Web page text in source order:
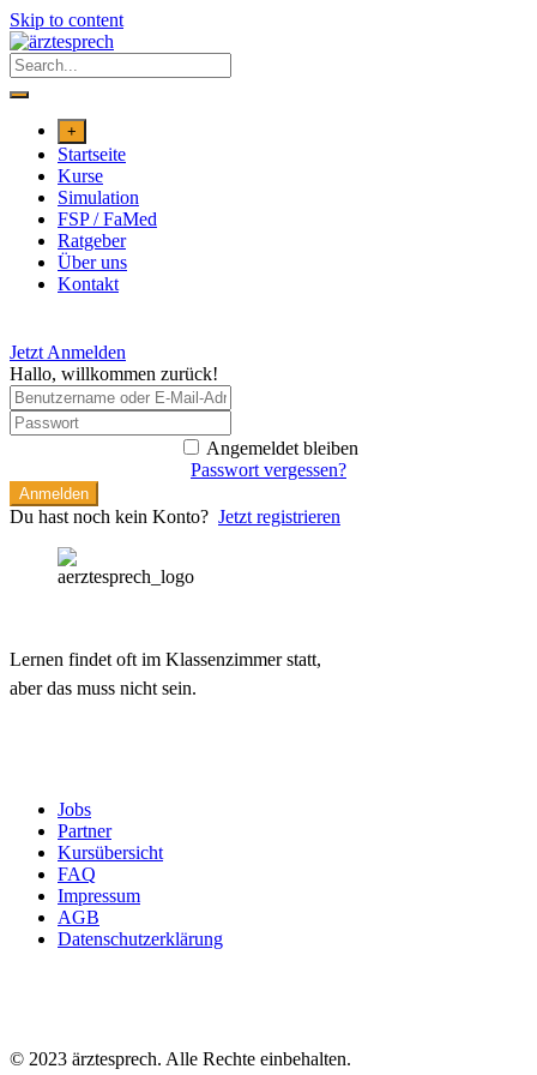
Skip to content
+
Startseite
Kurse
Simulation
FSP / FaMed
Ratgeber
Über uns
Kontakt
Jetzt Anmelden
Hallo, willkommen zurück!
Angemeldet bleiben
Passwort vergessen?
Anmelden
Du hast noch kein Konto? Jetzt registrieren
Lernen findet oft im Klassenzimmer statt,
aber das muss nicht sein.
Jobs
Partner
Kursübersicht
FAQ
Impressum
AGB
Datenschutzerklärung
© 2023 ärztesprech. Alle Rechte einbehalten.